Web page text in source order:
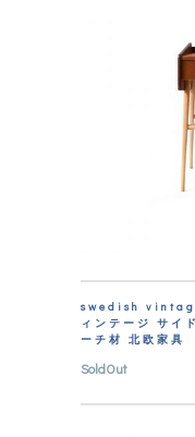
swedish
ィンテージ サイ
ーチ材 北欧家具
SoldOut